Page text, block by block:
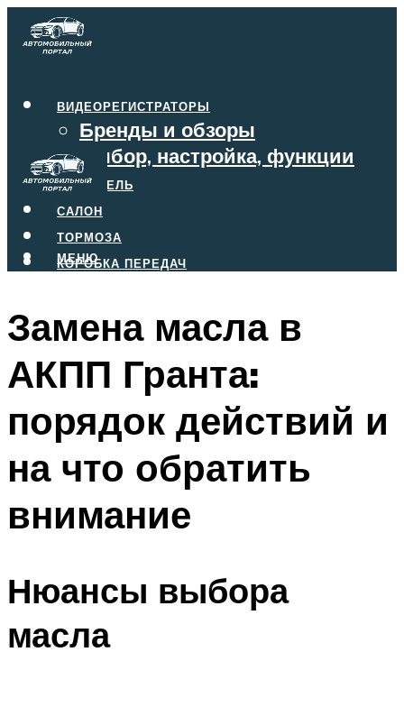
ВИДЕОРЕГИСТРАТОРЫ
Бренды и обзоры
Выбор, настройка, функции
ДВИГАТЕЛЬ
САЛОН
ТОРМОЗА
КОРОБКА ПЕРЕДАЧ
МЕНЮ
МЕНЮ
Замена масла в
АКПП Гранта:
порядок действий и
на что обратить
внимание
Нюансы выбора
масла